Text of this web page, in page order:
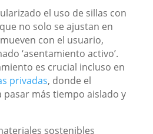
el uso de sillas con
no solo se ajustan en
con el usuario,
‘asentamiento activo’.
es crucial incluso en
privadas, donde el
más tiempo aislado y
sostenibles